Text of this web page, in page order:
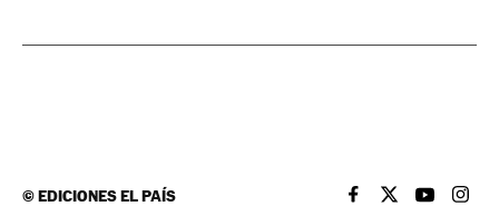
©EDICIONES EL PAÍS EL PAÍS BRASIL EN
EL PAÍSEL PAÍS
EL